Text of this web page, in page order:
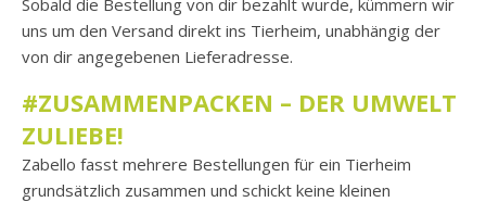
Sobald die Bestellung von dir bezahlt wurde, kümmern wir
uns um den Versand direkt ins Tierheim, unabhängig der
von dir angegebenen Lieferadresse.
#ZUSAMMENPACKEN – DER UMWELT
ZULIEBE!
Zabello fasst mehrere Bestellungen für ein Tierheim
grundsätzlich zusammen und schickt keine kleinen